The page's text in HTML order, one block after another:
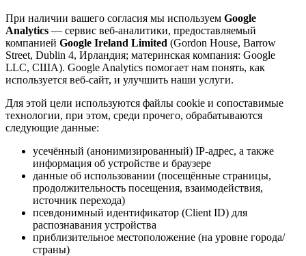
При наличии вашего согласия мы используем Google
Analytics — сервис веб-аналитики, предоставляемый
компанией Google Ireland Limited (Gordon House, Barrow
Street, Dublin 4, Ирландия; материнская компания: Google
LLC, США). Google Analytics помогает нам понять, как
используется веб-сайт, и улучшить наши услуги.
Для этой цели используются файлы cookie и сопоставимые
технологии, при этом, среди прочего, обрабатываются
следующие данные:
усечённый (анонимизированный) IP-адрес, а также
информация об устройстве и браузере
данные об использовании (посещённые страницы,
продолжительность посещения, взаимодействия,
источник перехода)
псевдонимный идентификатор (Client ID) для
распознавания устройства
приблизительное местоположение (на уровне города/
страны)